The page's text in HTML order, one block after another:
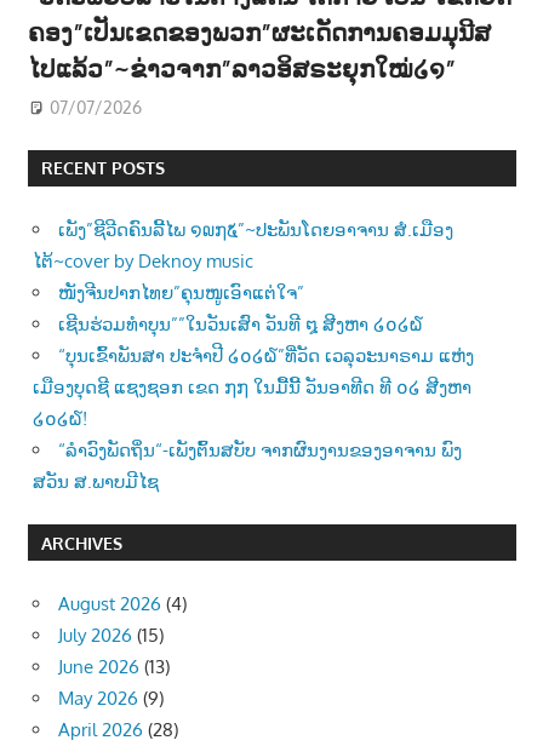
ຄອງ”ເປັນເຂດຂອງພວກ”ຜະເດັດການຄອມມຸນີສ
ໄປແລ້ວ”~ຂ່າວຈາກ”ລາວອິສຣະຍຸກໃໝ່໒໑”
07/07/2026
RECENT POSTS
ເພັງ”ຊີວີດຄົນລີ້ໄພ ໑໙໗໕”~ປະພັນໂດຍອາຈານ ສໍ.ເມືອງ
ໄຕ້~cover by Deknoy music
ໜັງຈີນປາກໄທຍ”ຄຸນໜູເອົາແຕ່ໃຈ”
ເຊີນຮ່ວມທຳບຸນ””ໃນວັນເສົາ ວັນທີ ໘ ສີງຫາ ໒໐໒໖
“ບຸນເຂົ້າພັນສາ ປະຈຳປີ ໒໐໒໖”ທີ່ວັດ ເວລຸວະນາຣາມ ແຫ່ງ
ເມືອງບຸດຊີ ແຊງຊອກ ເຂດ ໗໗ ໃນມື້ນີ້ ວັນອາທີດ ທີ ໐໒ ສີງຫາ
໒໐໒໖!
“ລຳວົງພັດຖິ່ນ“-ເພັງຕົ້ນສບັບ ຈາກຜົນງານຂອງອາຈານ ພົງ
ສວັນ ສ.ພາບມີໄຊ
ARCHIVES
August 2026 (4)
July 2026 (15)
June 2026 (13)
May 2026 (9)
April 2026 (28)